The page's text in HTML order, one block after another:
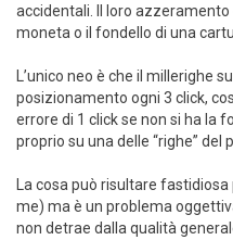
accidentali. Il loro
moneta o il fondello di una
L’unico neo è che il millerighe
posizionamento ogni 3 click,
errore di 1 click se non si ha la
proprio su una delle “righe” del
La cosa può risultare
me) ma è un problema
non detrae dalla qualità